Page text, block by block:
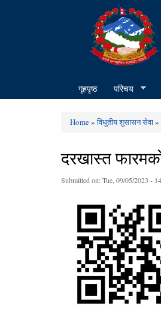
गृहपृष्ठ परिचय
You are here
Home»विधुतीय शुसासन सेवा»
दरखास्त
Submitted on:Tue, 09/05/2023 -